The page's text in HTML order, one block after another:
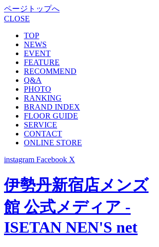
ページトップへ
CLOSE
TOP
NEWS
EVENT
FEATURE
RECOMMEND
Q&A
PHOTO
RANKING
BRAND INDEX
FLOOR GUIDE
SERVICE
CONTACT
ONLINE STORE
instagram Facebook X
伊勢丹新宿店メンズ
館 公式メディア -
ISETAN NEN'S net